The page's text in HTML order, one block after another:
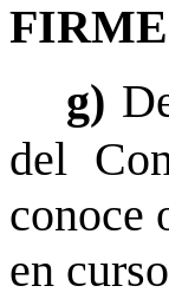
g)
del
conoce
en